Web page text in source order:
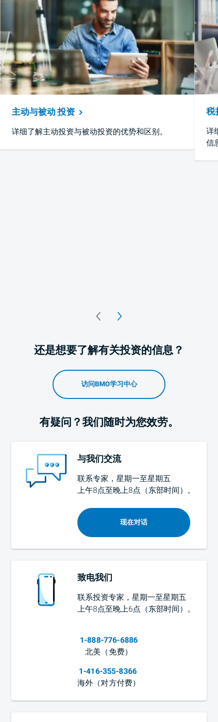
主动与被动投资
详细了解主动投资与被动投资的优势和区别。
详
信
还是想要了解有关投资的信息？
访问BMO学习中心
有疑问？我们随时为您效劳。
与我们交流
联系专家，星期一至星期五
上午8点至晚上8点（东部时间） 。
现在对话
致电我们
联系投资专家，星期一至星期五
上午8点至晚上6点（东部时间） 。
1-888-776-6886
北美（免费）
1-416-355-8366
海外（对方付费）